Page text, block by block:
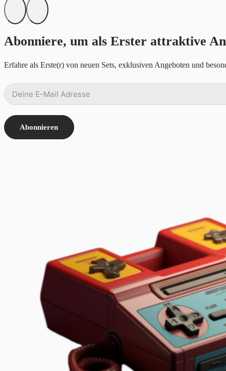
Abonniere, um als Erster attraktive
Erfahre als Erste(r) von neuen Sets, exklusiven Angeboten und
Abonnieren